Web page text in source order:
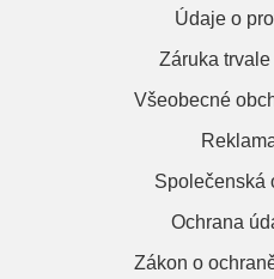
Údaje o
Záruka
Všeobecné
Společenská
Ochrana
Zákon o